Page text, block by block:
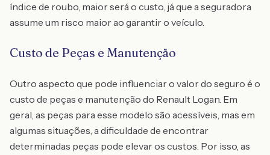
índice de roubo, maior será o custo, já que a seguradora
assume um risco maior ao garantir o veículo.
Custo de Peças e Manutenção
Outro aspecto que pode influenciar o valor do seguro é o
custo de peças e manutenção do Renault Logan. Em
geral, as peças para esse modelo são acessíveis, mas em
algumas situações, a dificuldade de encontrar
determinadas peças pode elevar os custos. Por isso, as